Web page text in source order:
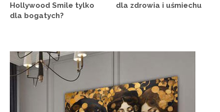
Hollywood Smile tylko
dla bogatych?
dla zdrowia i uśmiechu